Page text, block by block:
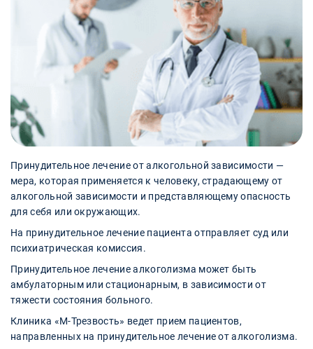
Принудительное лечение от алкогольной зависимости —
мера, которая применяется к человеку, страдающему от
алкогольной зависимости и представляющему опасность
для себя или окружающих.
На принудительное лечение пациента отправляет суд или
психиатрическая комиссия.
Принудительное лечение алкоголизма может быть
амбулаторным или стационарным, в зависимости от
тяжести состояния больного.
Клиника «М-Трезвость» ведет прием пациентов,
направленных на принудительное лечение от алкоголизма.